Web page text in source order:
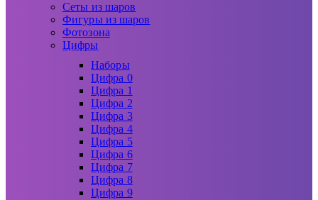
Сеты из шаров
Фигуры из шаров
Фотозона
Цифры
Наборы
Цифра 0
Цифра 1
Цифра 2
Цифра 3
Цифра 4
Цифра 5
Цифра 6
Цифра 7
Цифра 8
Цифра 9